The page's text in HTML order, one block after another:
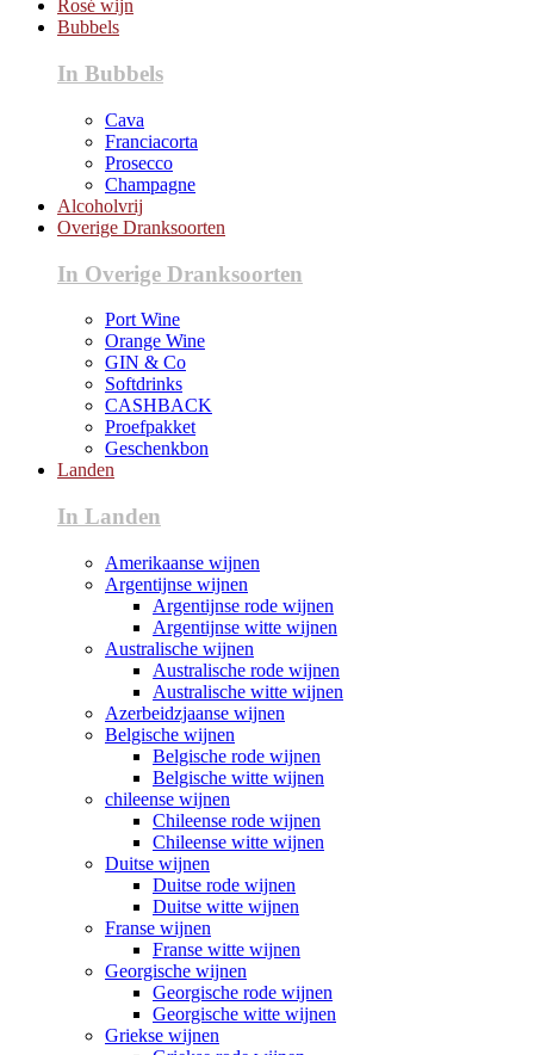
Rosé wijn
Bubbels
In Bubbels
Cava
Franciacorta
Prosecco
Champagne
Alcoholvrij
Overige Dranksoorten
In Overige Dranksoorten
Port Wine
Orange Wine
GIN & Co
Softdrinks
CASHBACK
Proefpakket
Geschenkbon
Landen
In Landen
Amerikaanse wijnen
Argentijnse wijnen
Argentijnse rode wijnen
Argentijnse witte wijnen
Australische wijnen
Australische rode wijnen
Australische witte wijnen
Azerbeidzjaanse wijnen
Belgische wijnen
Belgische rode wijnen
Belgische witte wijnen
chileense wijnen
Chileense rode wijnen
Chileense witte wijnen
Duitse wijnen
Duitse rode wijnen
Duitse witte wijnen
Franse wijnen
Franse witte wijnen
Georgische wijnen
Georgische rode wijnen
Georgische witte wijnen
Griekse wijnen